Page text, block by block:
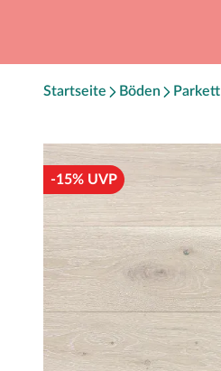
Startseite Böden Parkett
-15% UVP